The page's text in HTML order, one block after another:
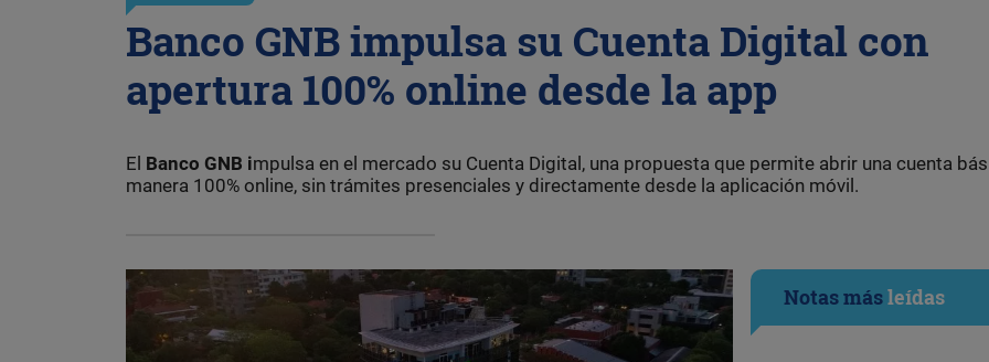
Banco GNB impulsa su Cuenta Digital con
apertura 100% online desde la app
El Banco GNB impulsa en el mercado su Cuenta Digital, una propuesta que permite abrir una cuenta
manera 100% online, sin trámites presenciales y directamente desde la aplicación móvil.
Notas másleídas